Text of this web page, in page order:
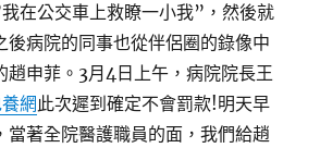
在公交車上救瞭一小我”，然後就
後病院的同事也從伴侶圈的錄像中
趙申菲。3月4日上午，病院院長王
網此次遲到確定不會罰款!明天早
當著全院醫護職員的面，我們給趙